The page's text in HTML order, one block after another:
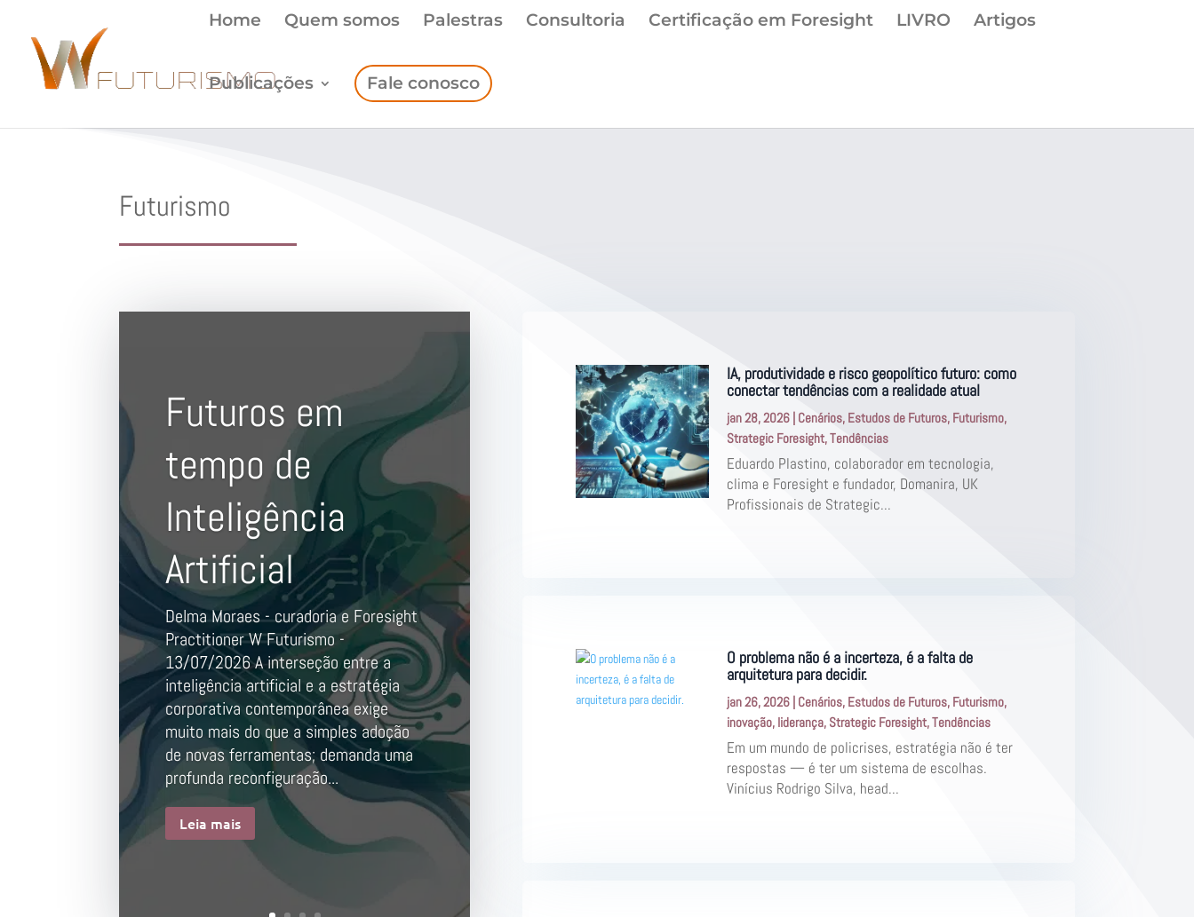
Home Quem somos Palestras Consultoria Certificação em Foresight LIVRO Artigos
Publicações Fale conosco
Futurismo
Futuros em
tempo de
Inteligência
Artificial
Delma Moraes - curadoria e Foresight
Practitioner W Futurismo -
13/07/2026 A interseção entre a
inteligência artificial e a estratégia
corporativa contemporânea exige
muito mais do que a simples adoção
de novas ferramentas; demanda uma
profunda reconfiguração...
Leia mais
IA, produtividade e risco geopolítico futuro: como
conectar tendências com a realidade atual
jan 28, 2026 | Cenários, Estudos de Futuros, Futurismo,
Strategic Foresight,Tendências
Eduardo Plastino, colaborador em tecnologia,
clima e Foresight e fundador, Domanira, UK
Profissionais de Strategic...
O problema não é a incerteza, é a falta de
arquitetura para decidir.
jan 26, 2026 | Cenários, Estudos de Futuros, Futurismo,
inovação, liderança, Strategic Foresight,Tendências
Em um mundo de policrises, estratégia não é ter
respostas — é ter um sistema de escolhas.
Vinícius Rodrigo Silva, head...